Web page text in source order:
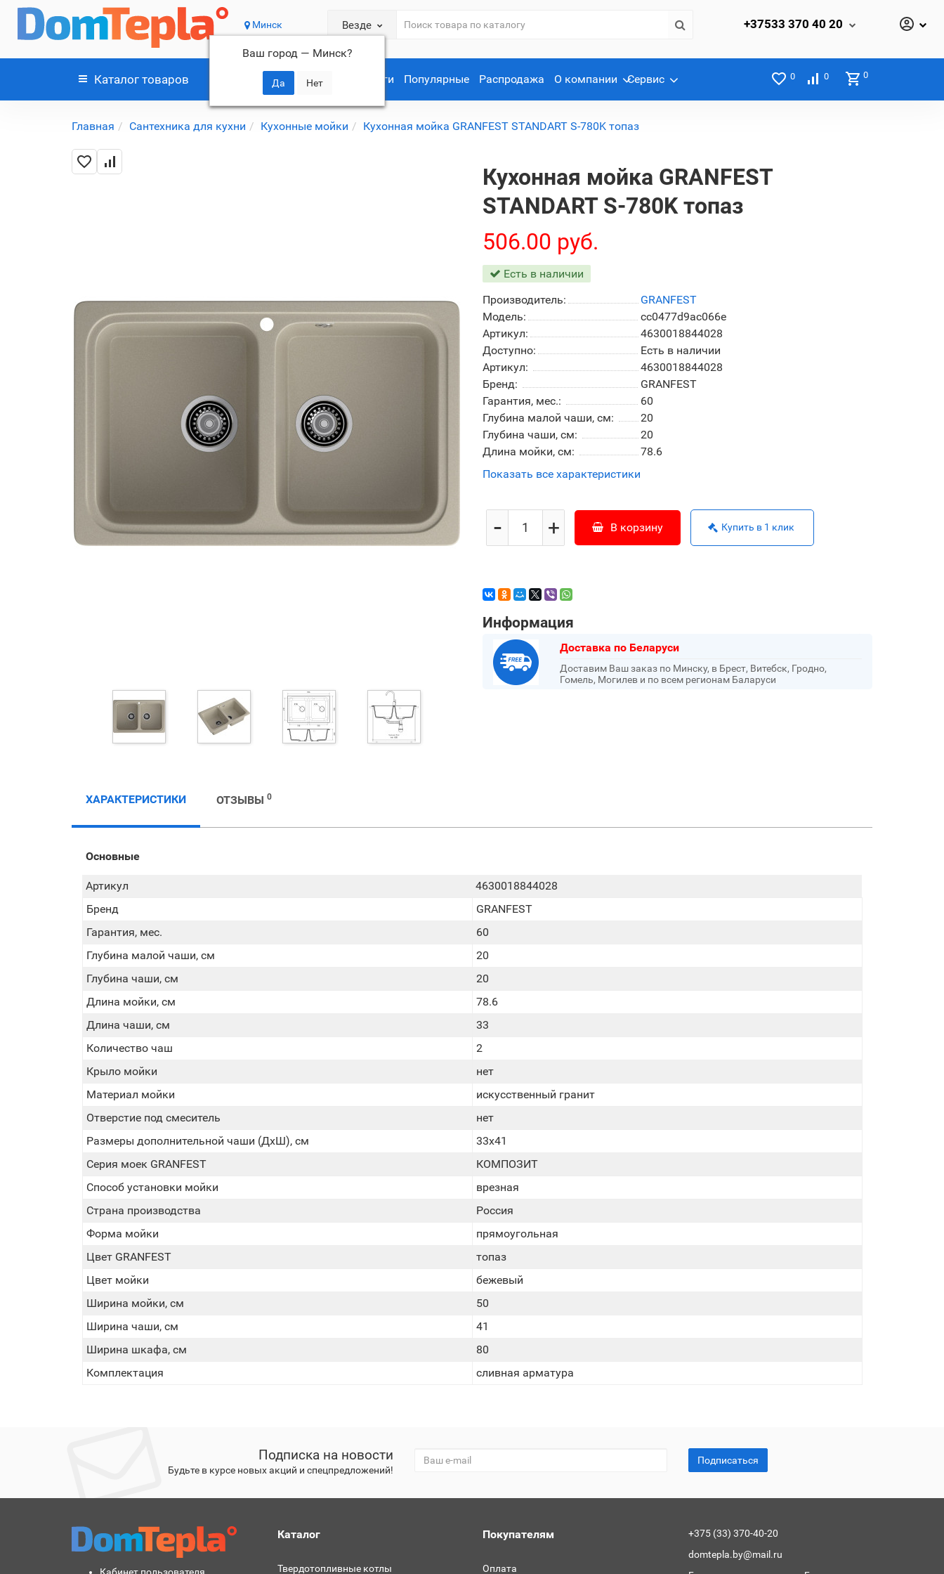
Минск
Ваш город — Минск?
Везде +37533 370 40 20
Каталог товаров Услуги Популярные Распродажа О компании Сервис 0 0 0
Главная Сантехника для кухни Кухонные мойки Кухонная мойка GRANFEST STANDART S-780K топаз
Кухонная мойка GRANFEST
STANDART S-780K топаз
506.00 руб.
Есть в наличии
Производитель:
GRANFEST
Модель:
cc0477d9ac066e
Артикул:
4630018844028
Доступно:
Есть в наличии
Артикул:
4630018844028
Бренд:
GRANFEST
Гарантия, мес.:
60
Глубина малой чаши, см:
20
Глубина чаши, см:
20
Длина мойки, см:
78.6
Показать все характеристики
+
- В корзину Купить в 1 клик
Информация
Доставка по Беларуси
Доставим Ваш заказ по Минску, в Брест, Витебск, Гродно,
Гомель, Могилев и по всем регионам Баларуси
ХАРАКТЕРИСТИКИ ОТЗЫВЫ 0
Основные
Артикул
4630018844028
Бренд
GRANFEST
Гарантия, мес.
60
Глубина малой чаши, см
20
Глубина чаши, см
20
Длина мойки, см
78.6
Длина чаши, см
33
Количество чаш
2
Крыло мойки
нет
Материал мойки
искусственный гранит
Отверстие под смеситель
нет
Размеры дополнительной чаши (ДхШ), см
33х41
Серия моек GRANFEST
КОМПОЗИТ
Способ установки мойки
врезная
Страна производства
Россия
Форма мойки
прямоугольная
Цвет GRANFEST
топаз
Цвет мойки
бежевый
Ширина мойки, см
50
Ширина чаши, см
41
Ширина шкафа, см
80
Комплектация
сливная арматура
Подписка на новости
Будьте в курсе новых акций и спецпредложений!
Подписаться
Кабинет пользователя
Каталог
Твердотопливные котлы
Покупателям
Оплата
+375 (33) 370-40-20
domtepla.by@mail.ru